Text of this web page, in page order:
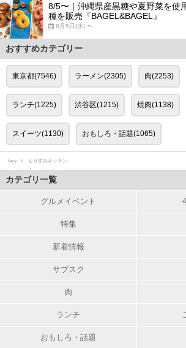
8/5〜｜沖縄県産黒糖や夏野菜を使
種を販売『BAGEL&BAGEL』
8月5日(水) 〜
おすすめカテゴリー
東京都(7546) ラーメン(2305) 肉(2253)
ランチ(1225) 渋谷区(1215) 焼肉(1138)
スイーツ(1130) おもしろ・話題(1065)
favy もりずみキッチン
カテゴリ一覧
グルメイベント
特集
新着情報
サブスク
肉
ランチ
おもしろ・話題